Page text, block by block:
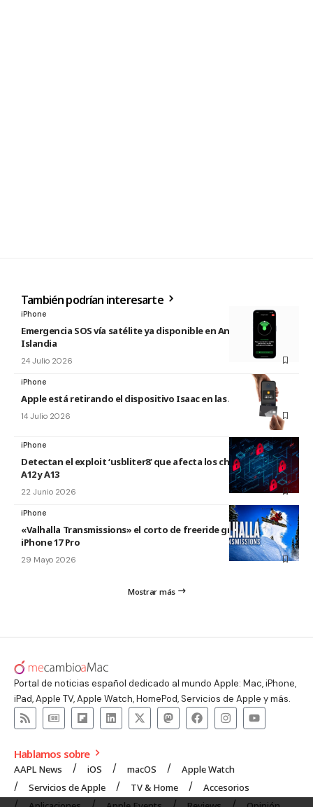
También podrían interesarte
iPhone
Emergencia SOS vía satélite ya disponible en Andorra e
Islandia
24 Julio 2026
iPhone
Apple está retirando el dispositivo Isaac en las Apple Store
14 Julio 2026
iPhone
Detectan el exploit ‘usbliter8’ que afecta los chips de Apple
A12 y A13
22 Junio 2026
iPhone
«Valhalla Transmissions» el corto de freeride grabado con el
iPhone 17 Pro
29 Mayo 2026
Mostrar más
Portal de noticias español dedicado al mundo Apple: Mac, iPhone,
iPad, Apple TV, Apple Watch, HomePod, Servicios de Apple y más.
Hablamos sobre
AAPL News iOS macOS
Apple Watch
Servicios de Apple
TV & Home
Accesorios